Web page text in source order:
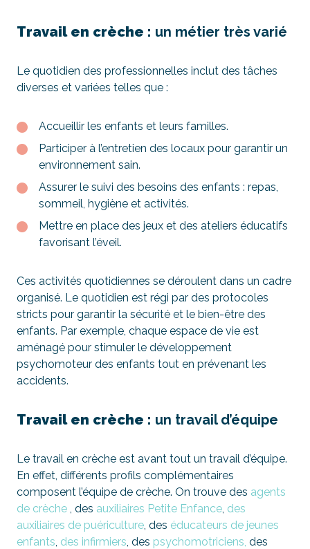
Travail en crèche : un métier très varié
Le quotidien des professionnelles inclut des tâches
diverses et variées telles que :
Accueillir les enfants et leurs familles.
Participer à l’entretien des locaux pour garantir un
environnement sain.
Assurer le suivi des besoins des enfants : repas,
sommeil, hygiène et activités.
Mettre en place des jeux et des ateliers éducatifs
favorisant l’éveil.
Ces activités quotidiennes se déroulent dans un cadre
organisé. Le quotidien est régi par des protocoles
stricts pour garantir la sécurité et le bien-être des
enfants. Par exemple, chaque espace de vie est
aménagé pour stimuler le développement
psychomoteur des enfants tout en prévenant les
accidents.
Travail en crèche : un travail d’équipe
Le travail en crèche est avant tout un travail d’équipe.
En effet, différents profils complémentaires
composent l’équipe de crèche. On trouve des agents
de crèche , des auxiliaires Petite Enfance, des
auxiliaires de puériculture, des éducateurs de jeunes
enfants, des infirmiers, des psychomotriciens, des